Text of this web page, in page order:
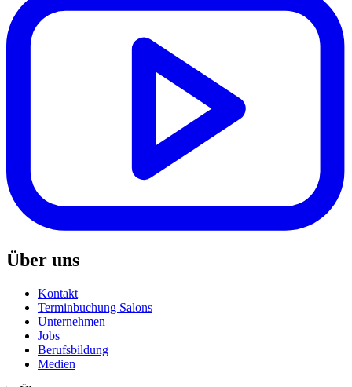
Über uns
Kontakt
Terminbuchung Salons
Unternehmen
Jobs
Berufsbildung
Medien